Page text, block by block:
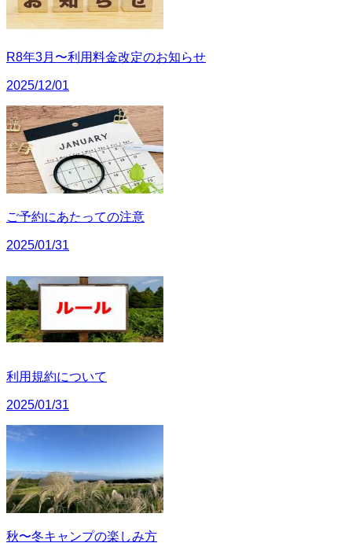
R8年3月〜利用料金改定のお知らせ
2025/12/01
ご予約にあたっての注意
2025/01/31
利用規約について
2025/01/31
秋〜冬キャンプの楽しみ方